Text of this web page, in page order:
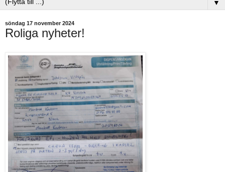
▼
söndag 17 november 2024
Roliga nyheter!